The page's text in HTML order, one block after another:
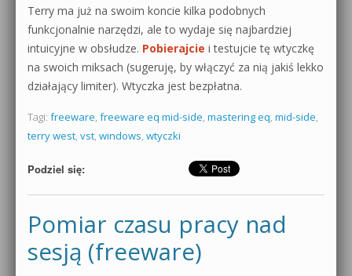
Terry ma już na swoim koncie kilka podobnych
funkcjonalnie narzędzi, ale to wydaje się najbardziej
intuicyjne w obsłudze. Pobierajcie i testujcie tę wtyczkę
na swoich miksach (sugeruję, by włączyć za nią jakiś lekko
działający limiter). Wtyczka jest bezpłatna.
Tagi: freeware, freeware eq mid-side, mastering eq, mid-side,
terry west, vst, windows, wtyczki
Podziel się:
Pomiar czasu pracy nad
sesją (freeware)